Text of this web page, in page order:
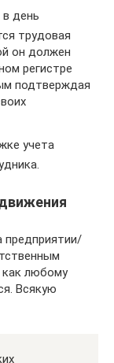
в день
трудовая
он должен
регистре
подтверждая
учета
предприятии/
как любому
Всякую